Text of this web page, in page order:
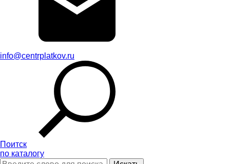
info@centrplatkov.ru
Поитск
по каталогу